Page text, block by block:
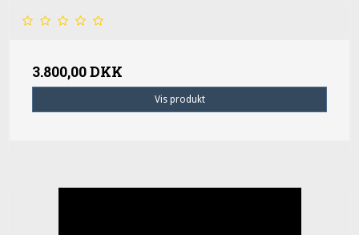
3.800,00 DKK
Vis produkt